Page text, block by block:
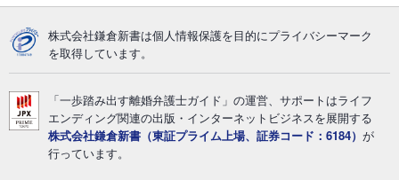
株式会社鎌倉新書は個人情報保護を目的にプライバシーマーク
を取得しています。
「一歩踏み出す離婚弁護士ガイド」の運営、サポートはライフ
エンディング関連の出版・インターネットビジネスを展開する
株式会社鎌倉新書（東証プライム上場、証券コード：6184） が
行っています。